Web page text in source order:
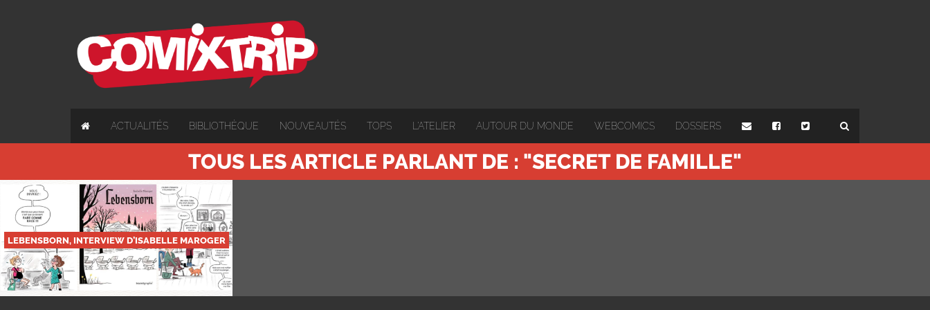
ACTUALITÉS BIBLIOTHÈQUE NOUVEAUTÉS TOPS L'ATELIER AUTOUR DU MONDE WEBCOMICS DOSSIERS
TOUS LES ARTICLE PARLANT DE : "SECRET DE FAMILLE"
LEBENSBORN, INTERVIEW D’ISABELLE MAROGER